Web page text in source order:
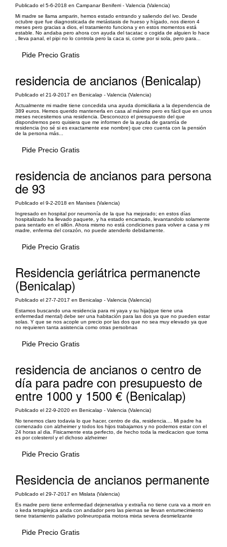
Publicado el 5-6-2018 en Campanar Beniferri - Valencia (Valencia)
Mi madre se llama amparin, hemos estado entrando y saliendo del ivo. Desde
octubre que fue diagnosticada de metástasis de hueso y hígado, nos dieron 4
meses pero gracias a dios, el tratamiento funciona y en estos momentos está
estable. No andaba pero ahora con ayuda del tacatac o cogida de alguien lo hace
, lleva panal, el pipi no lo controla pero la caca si, come por si sola, pero para...
Pide Precio Gratis
residencia de ancianos (Benicalap)
Publicado el 21-9-2017 en Benicalap - Valencia (Valencia)
Actualmente mi madre tiene concedida una ayuda domiciliaria a la dependencia de
389 euros. Hemos querido mantenerla en casa al máximo pero es fácil que en unos
meses necesitemos una residencia. Desconozco el presupuesto del que
dispondremos pero quisiera que me informen de la ayuda de garantía de
residencia (no sé si es exactamente ese nombre) que creo cuenta con la pensión
de la persona más...
Pide Precio Gratis
residencia de ancianos para persona
de 93
Publicado el 9-2-2018 en Manises (Valencia)
Ingresado en hospital por neumonía de la que ha mejorado; en estos días
hospitalizado ha llevado paquete, y ha estado encamado, levantandolo solamente
para sentarlo en el sillón. Ahora mismo no está condiciones para volver a casa y mi
madre, enferma del corazón, no puede atenderlo debidamente.
Pide Precio Gratis
Residencia geriátrica permanencte
(Benicalap)
Publicado el 27-7-2017 en Benicalap - Valencia (Valencia)
Estamos buscando una residencia para mi yaya y su hija(que tiene una
enfermedad mental) debe ser una habitación para las dos ya que no pueden estar
solas. Y que se nos acople un precio por las dos que no sea muy elevado ya que
no requieren tanta asistencia como otras persobnas
Pide Precio Gratis
residencia de ancianos o centro de
día para padre con presupuesto de
entre 1000 y 1500 € (Benicalap)
Publicado el 22-9-2020 en Benicalap - Valencia (Valencia)
No tenemos claro todavia lo que hacer, centro de dia, residencia.... Mi padre ha
comenzado con alzheimer y todos los hijos trabajamos y no podemos estar con el
24 horas al dia. Fisicamente esta perfecto, de hecho toda la medicacion que toma
es por colesterol y el dichoso alzheimer
Pide Precio Gratis
Residencia de ancianos permanente
Publicado el 29-7-2017 en Mislata (Valencia)
Es madre pero tiene enfermedad dejenerativa y extraña no tiene cura va a morir en
o keda tetraplejica anda con andador pero las piernas se llevan entumecimiento
tiene tratamiento paliativo polineuropatia motora mixta severa desmielizante
Pide Precio Gratis